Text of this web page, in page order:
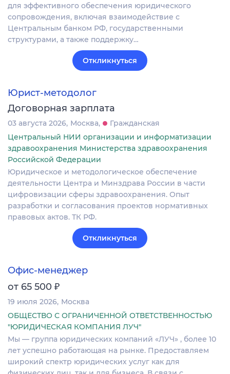
для эффективного обеспечения юридического
сопровождения, включая взаимодействие с
Центральным банком РФ, государственными
структурами, а также поддержку…
Откликнуться
Юрист-методолог
Договорная зарплата
03 августа 2026 Москва
Гражданская
Центральный НИИ организации и информатизации
здравоохранения Министерства здравоохранения
Российской Федерации
Юридическое и методологическое обеспечение
деятельности Центра и Минздрава России в части
цифровизации сферы здравоохранения. Опыт
разработки и согласования проектов нормативных
правовых актов. ТК РФ.
Откликнуться
Офис-менеджер
от 65 500 ₽
19 июля 2026 Москва
ОБЩЕСТВО С ОГРАНИЧЕННОЙ ОТВЕТСТВЕННОСТЬЮ
"ЮРИДИЧЕСКАЯ КОМПАНИЯ ЛУЧ"
Мы — группа юридических компаний «ЛУЧ» , более 10
лет успешно работающая на рынке. Предоставляем
широкий спектр юридических услуг как для